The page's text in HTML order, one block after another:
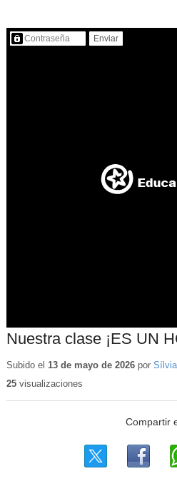
Contenido protegido…
Nuestra clase ¡ES UN
Subido el 13 de mayo de 2026por Sílvia
25visualizaciones